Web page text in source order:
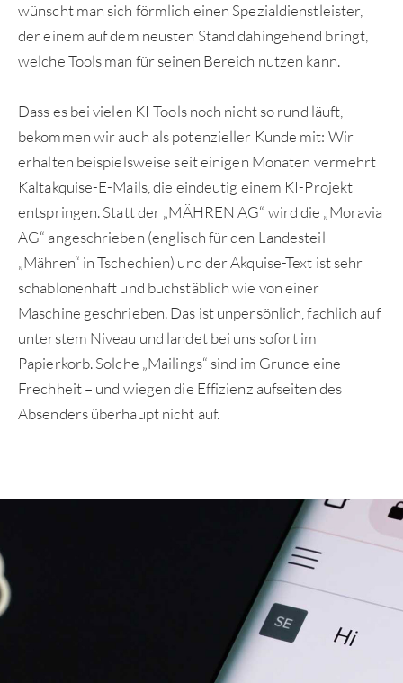
wünscht man sich förmlich einen Spezialdienstleister,
der einem auf dem neusten Stand dahingehend bringt,
welche Tools man für seinen Bereich nutzen kann.
Dass es bei vielen KI-Tools noch nicht so rund läuft,
bekommen wir auch als potenzieller Kunde mit: Wir
erhalten beispielsweise seit einigen Monaten vermehrt
Kaltakquise-E-Mails, die eindeutig einem KI-Projekt
entspringen. Statt der „MÄHREN AG“ wird die „Moravia
AG“ angeschrieben (englisch für den Landesteil
„Mähren“ in Tschechien) und der Akquise-Text ist sehr
schablonenhaft und buchstäblich wie von einer
Maschine geschrieben. Das ist unpersönlich, fachlich auf
unterstem Niveau und landet bei uns sofort im
Papierkorb. Solche „Mailings“ sind im Grunde eine
Frechheit – und wiegen die Effizienz aufseiten des
Absenders überhaupt nicht auf.